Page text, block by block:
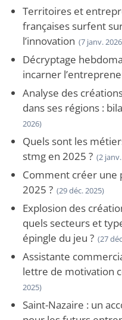
Territoires et
françaises surfent
l’innovation (7 janv.
Décryptage
incarner
Analyse des
dans ses régions :
2026)
Quels sont les
stmg en 2025 ? (2
Comment créer une
2025 ? (29 déc. 2025)
Explosion des
quels secteurs et
épingle du jeu ? (27
Assistante
lettre de motivation
2025)
Saint-Nazaire : un